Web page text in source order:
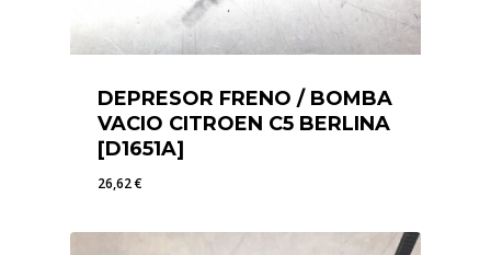
DEPRESOR FRENO / BOMBA
VACIO CITROEN C5 BERLINA
[D1651A]
26,62€